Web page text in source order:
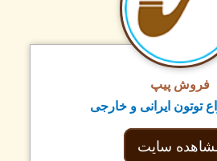
پیپ
ایرانی و خارجی
سایت